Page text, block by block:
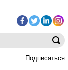
Подписаться